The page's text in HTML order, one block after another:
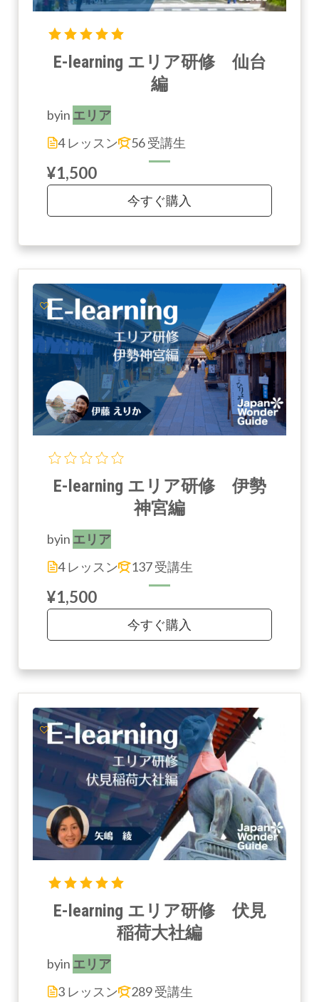
E-learning エリア研修 仙台
編
byin エリア
4 レッスン
56 受講生
¥1,500
今すぐ購入
E-learning エリア研修 伊勢
神宮編
byin エリア
4 レッスン
137 受講生
¥1,500
今すぐ購入
E-learning エリア研修 伏見
稲荷大社編
byin エリア
3 レッスン
289 受講生